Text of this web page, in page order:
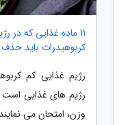
11 ماده غذایی که در
کربوهیدرات باید حذف
رژیم غذایی کم
رژیم های غذایی است
وزن، امتحان می